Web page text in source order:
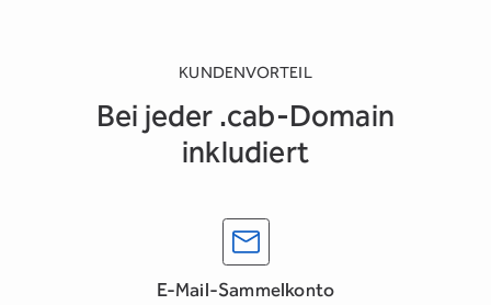
KUNDENVORTEIL
Bei jeder .cab-Domain
inkludiert
E-Mail-Sammelkonto